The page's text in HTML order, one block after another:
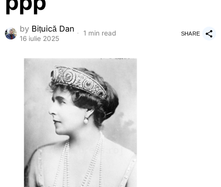
by Bițuică Dan
16 iulie 2025
1 min read SHARE